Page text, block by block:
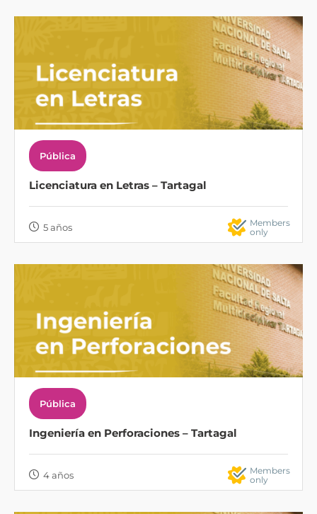
Pública
Licenciatura en Letras – Tartagal
5 años
Members
only
Pública
Ingeniería en Perforaciones – Tartagal
4 años
Members
only